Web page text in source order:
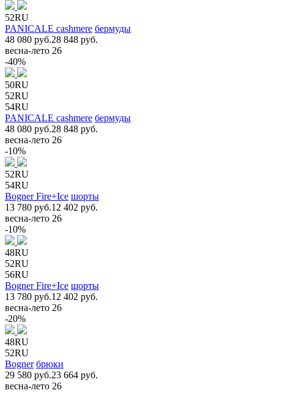
52RU
PANICALE cashmere бермуды
48 080 руб.28 848 руб.
весна-лето 26
-40%
50RU
52RU
54RU
PANICALE cashmere бермуды
48 080 руб.28 848 руб.
весна-лето 26
-10%
52RU
54RU
Bogner Fire+Ice шорты
13 780 руб.12 402 руб.
весна-лето 26
-10%
48RU
52RU
56RU
Bogner Fire+Ice шорты
13 780 руб.12 402 руб.
весна-лето 26
-20%
48RU
52RU
Bogner брюки
29 580 руб.23 664 руб.
весна-лето 26